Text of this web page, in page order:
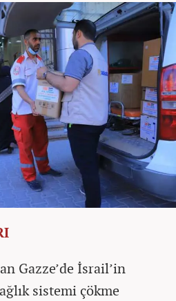
Gazze’de İsrail’in
sistemi çökme